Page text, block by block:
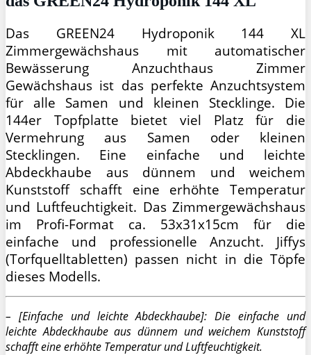
Das GREEN24 Hydroponik 144 XL
Zimmergewächshaus mit automatischer
Bewässerung Anzuchthaus Zimmer
Gewächshaus ist das perfekte Anzuchtsystem
für alle Samen und kleinen Stecklinge. Die
144er Topfplatte bietet viel Platz für die
Vermehrung aus Samen oder kleinen
Stecklingen. Eine einfache und leichte
Abdeckhaube aus dünnem und weichem
Kunststoff schafft eine erhöhte Temperatur
und Luftfeuchtigkeit. Das Zimmergewächshaus
im Profi-Format ca. 53x31x15cm für die
einfache und professionelle Anzucht. Jiffys
(Torfquelltabletten) passen nicht in die Töpfe
dieses Modells.
– [Einfache und leichte Abdeckhaube]: Die einfache und
leichte Abdeckhaube aus dünnem und weichem Kunststoff
schafft eine erhöhte Temperatur und Luftfeuchtigkeit.